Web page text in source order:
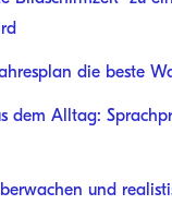
die beste
dem Alltag:
und